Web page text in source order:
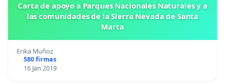
Carta de apoyo a Parques Nacionales Naturales y a
las comunidades de la Sierra Nevada de Santa
Marta
Erika Muñoz
580 firmas
16 Jan 2019